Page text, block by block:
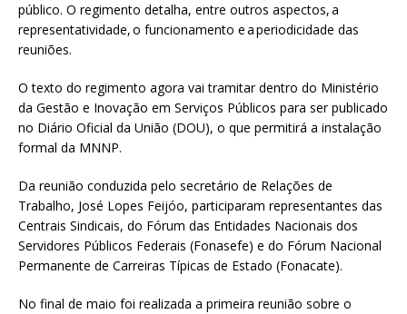
público. O regimento detalha, entre outros aspectos, a
representatividade, o funcionamento e a periodicidade das
reuniões.
O texto do regimento agora vai tramitar dentro do Ministério
da Gestão e Inovação em Serviços Públicos para ser publicado
no Diário Oficial da União (DOU), o que permitirá a instalação
formal da MNNP.
Da reunião conduzida pelo secretário de Relações de
Trabalho, José Lopes Feijóo, participaram representantes das
Centrais Sindicais, do Fórum das Entidades Nacionais dos
Servidores Públicos Federais (Fonasefe) e do Fórum Nacional
Permanente de Carreiras Típicas de Estado (Fonacate).
No final de maio foi realizada a primeira reunião sobre o